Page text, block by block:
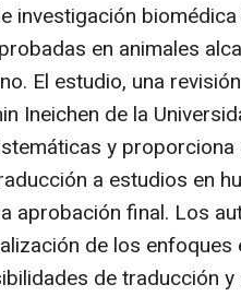
investigación
en animales
El estudio, una
Ineichen de la
y proporciona
a estudios en
aprobación final. Los
de los
de traducción